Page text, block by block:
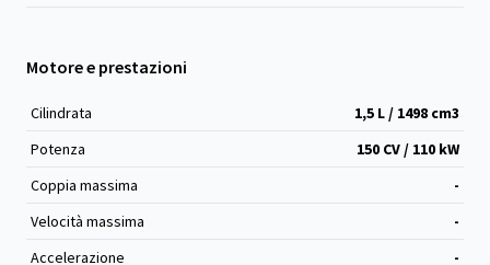
Motore e prestazioni
Cilindrata 1,5 L / 1498 cm3
Potenza
150 CV / 110 kW
Coppia massima
-
Velocità massima
-
Accelerazione
-